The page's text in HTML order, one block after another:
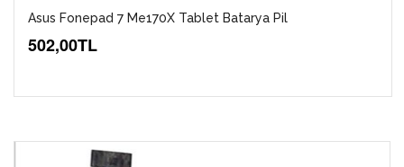
Asus Fonepad 7 Me170X Tablet Batarya Pil
502,00TL